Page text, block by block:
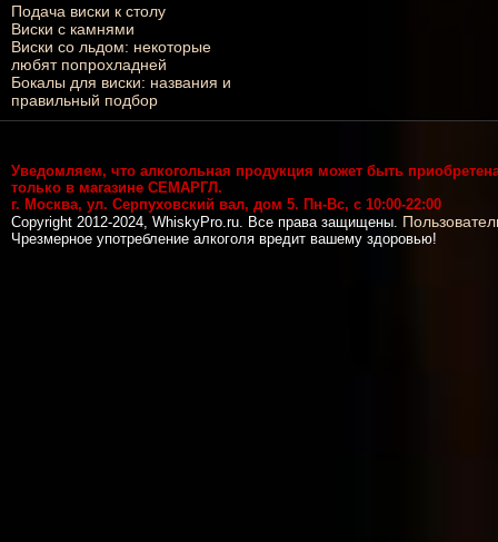
Подача виски к столу
Виски с камнями
Виски со льдом: некоторые
любят попрохладней
Бокалы для виски: названия и
правильный подбор
Уведомляем, что алкогольная продукция может быть
только в магазине СЕМАРГЛ.
г. Москва, ул. Серпуховский вал, дом 5. Пн-Вс, с 10:00-22:00
Copyright 2012-2024, WhiskyPro.ru. Все права защищены.
Чрезмерное употребление алкоголя вредит вашему здоровью!